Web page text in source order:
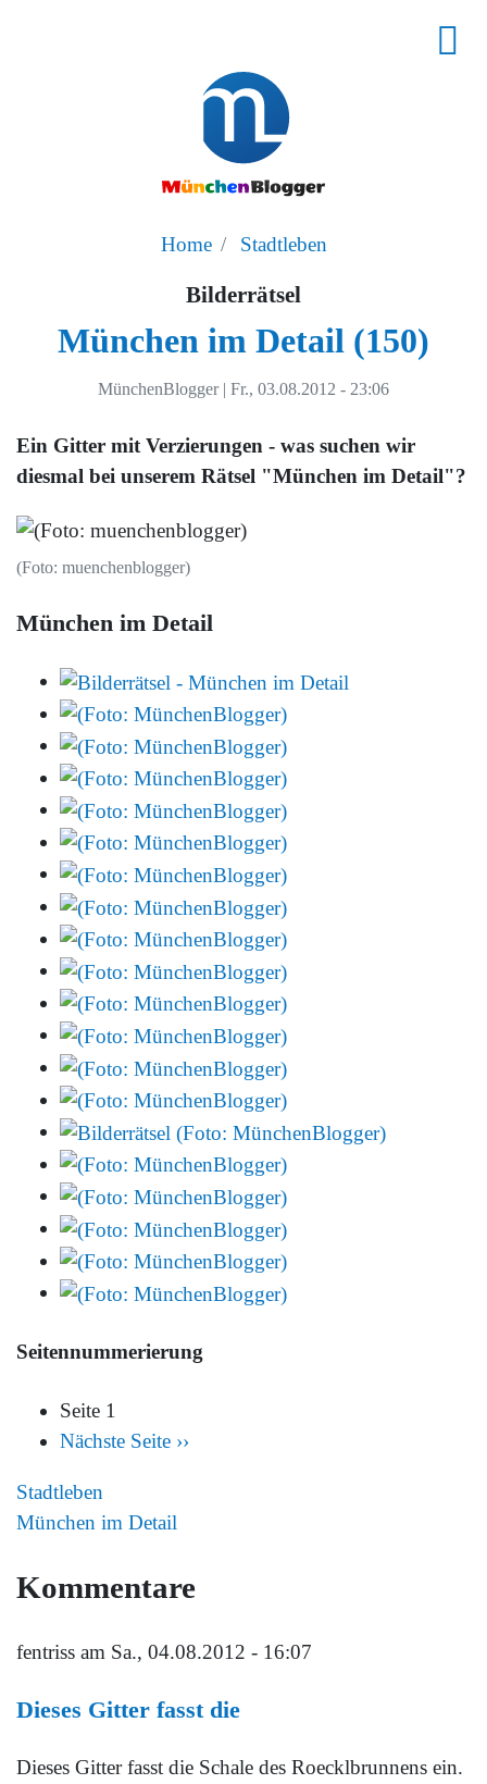
Home Stadtleben
Bilderrätsel
München im Detail (150)
MünchenBlogger | Fr., 03.08.2012 - 23:06
Ein Gitter mit Verzierungen - was suchen wir
diesmal bei unserem Rätsel "München im Detail"?
(Foto: muenchenblogger)
München im Detail
Seitennummerierung
Seite 1
Nächste Seite ››
Stadtleben
München im Detail
Kommentare
fentriss am Sa., 04.08.2012 - 16:07
Dieses Gitter fasst die
Dieses Gitter fasst die Schale des Roecklbrunnens ein.